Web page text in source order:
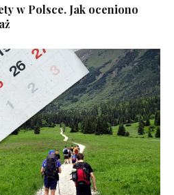
w Polsce. Jak oceniono